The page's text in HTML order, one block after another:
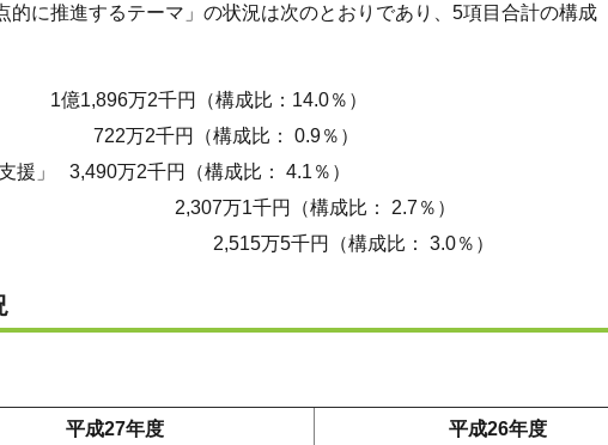
に推進するテーマ」の状況は次のとおりであり、5項目合計の構成
万2千円（構成比：14.0％）
722万2千円（構成比： 0.9％）
援」 3,490万2千円（構成比： 4.1％）
万1千円（構成比： 2.7％）
万5千円（構成比： 3.0％）
平成27年度 平成26年度